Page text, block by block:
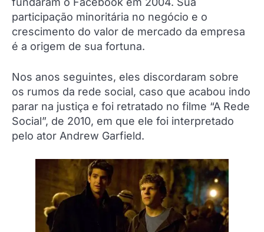
participação minoritária no negócio e o
crescimento do valor de mercado da empresa
é a origem de sua fortuna.
Nos anos seguintes, eles discordaram sobre
os rumos da rede social, caso que acabou indo
parar na justiça e foi retratado no filme “A Rede
Social”, de 2010, em que ele foi interpretado
pelo ator Andrew Garfield.